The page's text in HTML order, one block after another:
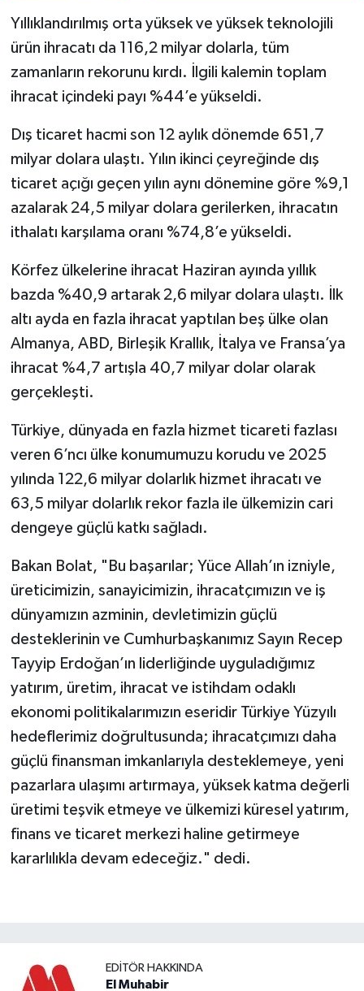
Yıllıklandırılmış orta yüksek ve yüksek teknolojili
ürün ihracatı da 116,2 milyar dolarla, tüm
zamanların rekorunu kırdı. İlgili kalemin toplam
ihracat içindeki payı %44’e yükseldi.
Dış ticaret hacmi son 12 aylık dönemde 651,7
milyar dolara ulaştı. Yılın ikinci çeyreğinde dış
ticaret açığı geçen yılın aynı dönemine göre %9,1
azalarak 24,5 milyar dolara gerilerken, ihracatın
ithalatı karşılama oranı %74,8’e yükseldi.
Körfez ülkelerine ihracat Haziran ayında yıllık
bazda %40,9 artarak 2,6 milyar dolara ulaştı. İlk
altı ayda en fazla ihracat yaptılan beş ülke olan
Almanya, ABD, Birleşik Krallık, İtalya ve Fransa’ya
ihracat %4,7 artışla 40,7 milyar dolar olarak
gerçekleşti.
Türkiye, dünyada en fazla hizmet ticareti fazlası
veren 6’ncı ülke konumumuzu korudu ve 2025
yılında 122,6 milyar dolarlık hizmet ihracatı ve
63,5 milyar dolarlık rekor fazla ile ülkemizin cari
dengeye güçlü katkı sağladı.
Bakan Bolat, "Bu başarılar; Yüce Allah’ın izniyle,
üreticimizin, sanayicimizin, ihracatçımızın ve iş
dünyamızın azminin, devletimizin güçlü
desteklerinin ve Cumhurbaşkanımız Sayın Recep
Tayyip Erdoğan’ın liderliğinde uyguladığımız
yatırım, üretim, ihracat ve istihdam odaklı
ekonomi politikalarımızın eseridir Türkiye Yüzyılı
hedeflerimiz doğrultusunda; ihracatçımızı daha
güçlü finansman imkanlarıyla desteklemeye, yeni
pazarlara ulaşımı artırmaya, yüksek katma değerli
üretimi teşvik etmeye ve ülkemizi küresel yatırım,
finans ve ticaret merkezi haline getirmeye
kararlılıkla devam edeceğiz." dedi.
EDITÖR HAKKINDA
El Muhabir